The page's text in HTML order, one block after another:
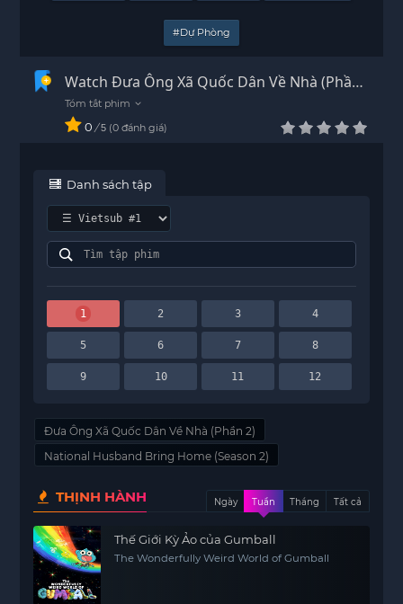
#Dự Phòng
Watch Đưa Ông Xã Quốc Dân Về Nhà (Phần
2) Vietsub - HD
0 / 5 0 đánh giá
Danh sách tập
1 2 3 4
5 6 7 8
9 10 11 12
Đưa Ông Xã Quốc Dân Về Nhà (Phần 2)
National Husband Bring Home (Season 2)
THỊNH HÀNH Ngày Tuần Tháng Tất cả
Thế Giới Kỳ Ảo của Gumball
The Wonderfully Weird World of Gumball